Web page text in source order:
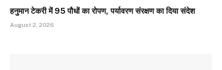
हनुमान टेकरी में 95 पौधों का रोपण, पर्यावरण संरक्षण का दिया संदेश
August 2, 2026